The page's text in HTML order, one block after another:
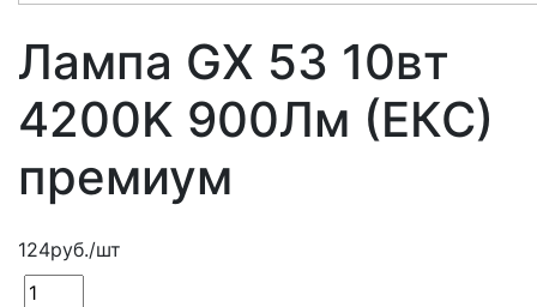
Лампа GX 53 10вт
4200K 900Лм (ЕКС)
премиум
124руб./шт